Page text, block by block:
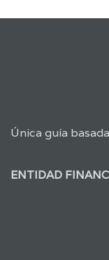
Única guía
ENTIDAD